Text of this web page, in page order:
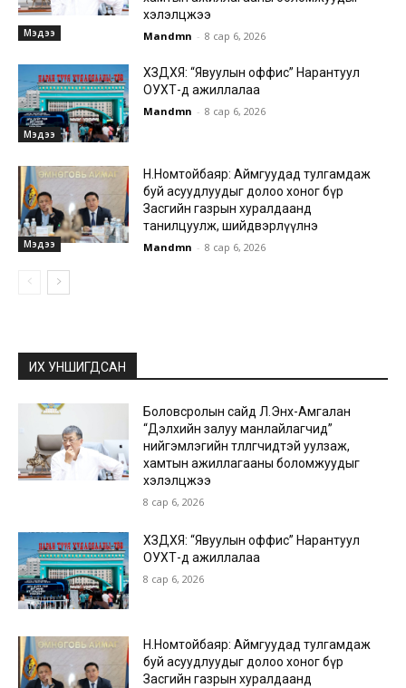
Мэдээ
хэлэлцжээ
Mandmn - 8 сар 6, 2026
Мэдээ
ХЗДХЯ: “Явуулын оффис” Нарантуул
ОУХТ-д ажиллалаа
Mandmn - 8 сар 6, 2026
Мэдээ
Н.Номтойбаяр: Аймгуудад тулгамдаж
буй асуудлуудыг долоо хоног бүр
Засгийн газрын хуралдаанд
танилцуулж, шийдвэрлүүлнэ
Mandmn - 8 сар 6, 2026
ИХ УНШИГДСАН
Боловсролын сайд Л.Энх-Амгалан
“Дэлхийн залуу манлайлагчид”
нийгэмлэгийн төлөөлөгчидтэй уулзаж,
хамтын ажиллагааны боломжуудыг
хэлэлцжээ
8 сар 6, 2026
ХЗДХЯ: “Явуулын оффис” Нарантуул
ОУХТ-д ажиллалаа
8 сар 6, 2026
Н.Номтойбаяр: Аймгуудад тулгамдаж
буй асуудлуудыг долоо хоног бүр
Засгийн газрын хуралдаанд